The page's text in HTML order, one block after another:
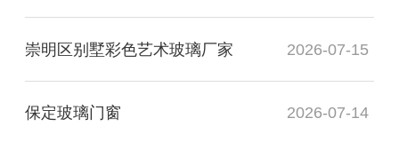
崇明区别墅彩色艺术玻璃厂家 2026-07-15
保定玻璃门窗 2026-07-14